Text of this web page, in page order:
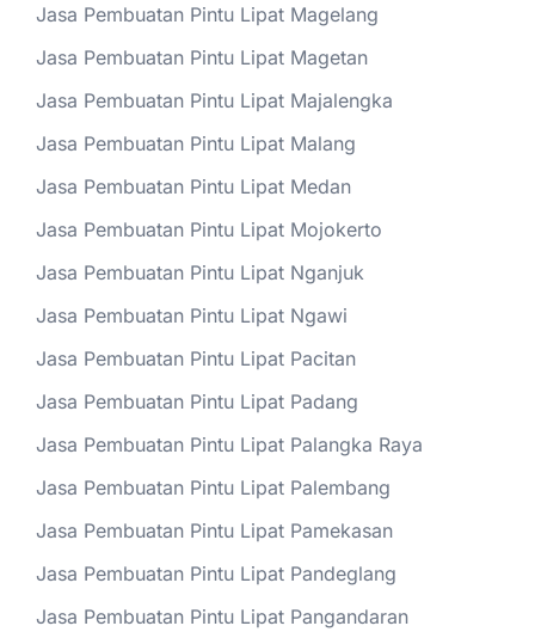
Jasa Pembuatan Pintu Lipat Magelang
Jasa Pembuatan Pintu Lipat Magetan
Jasa Pembuatan Pintu Lipat Majalengka
Jasa Pembuatan Pintu Lipat Malang
Jasa Pembuatan Pintu Lipat Medan
Jasa Pembuatan Pintu Lipat Mojokerto
Jasa Pembuatan Pintu Lipat Nganjuk
Jasa Pembuatan Pintu Lipat Ngawi
Jasa Pembuatan Pintu Lipat Pacitan
Jasa Pembuatan Pintu Lipat Padang
Jasa Pembuatan Pintu Lipat Palangka Raya
Jasa Pembuatan Pintu Lipat Palembang
Jasa Pembuatan Pintu Lipat Pamekasan
Jasa Pembuatan Pintu Lipat Pandeglang
Jasa Pembuatan Pintu Lipat Pangandaran